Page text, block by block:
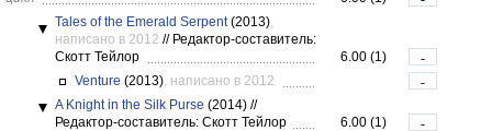
Tales of the Emerald Serpent(2013),
написано в 2012 //Редактор-составитель:
Скотт Тейлор
6.00 (1)
-
Venture (2013), написано в 2012
-
A Knight in the Silk Purse (2014) //
Редактор-составитель: Скотт Тейлор
6.00 (1)
-